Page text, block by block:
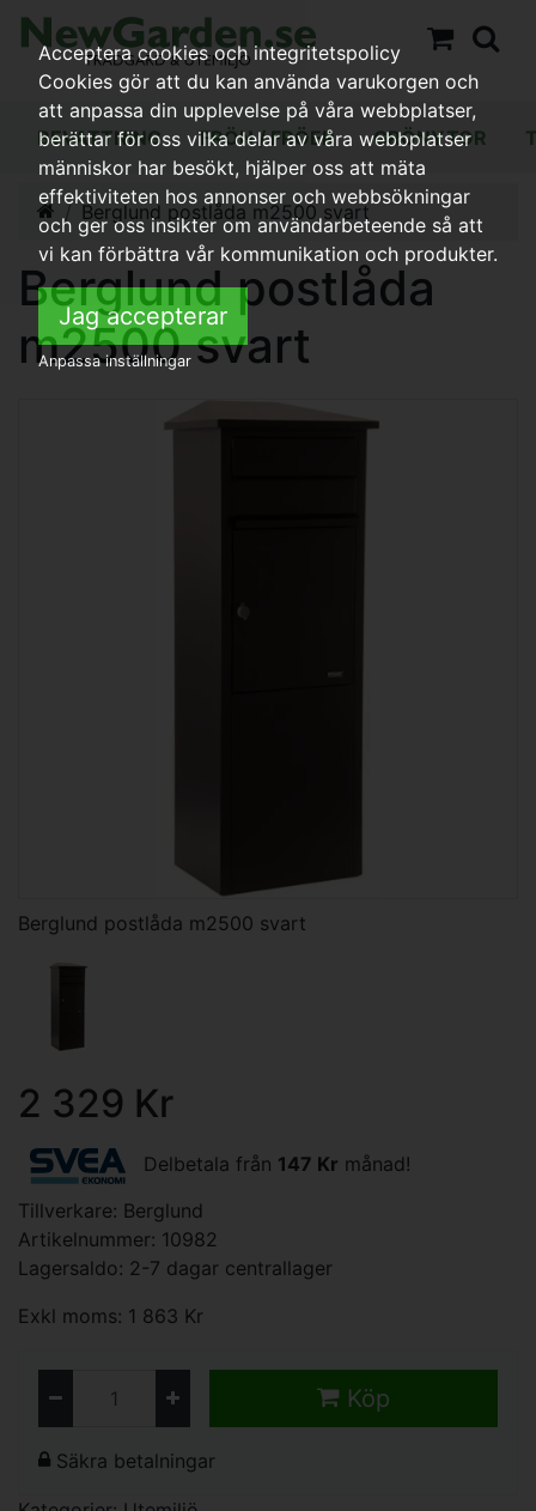
BEVATTNING FRÖN / FRÖER GRÖNYTOR
Berglund postlåda m2500 svart
Berglund postlåda
m2500 svart
Berglund postlåda m2500 svart
2 329 Kr
Delbetala från 147 Kr månad!
Tillverkare: Berglund
Artikelnummer: 10982
Lagersaldo: 2-7 dagar centrallager
Exkl moms: 1 863 Kr
Köp
Säkra betalningar
Acceptera cookies och integritetspolicy
Cookies gör att du kan använda varukorgen och
att anpassa din upplevelse på våra webbplatser,
berättar för oss vilka delar av våra webbplatser
människor har besökt, hjälper oss att mäta
effektiviteten hos annonser och webbsökningar
och ger oss insikter om användarbeteende så att
vi kan förbättra vår kommunikation och produkter.
Jag accepterar
Anpassa inställningar